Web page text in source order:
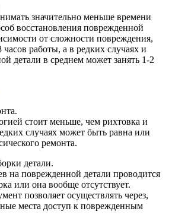
значительно меньше времени
восстановления поврежденной
от сложности повреждения,
часов работы, а в редких случаях и
детали в среднем может занять 1-2
стоит меньше, чем рихтовка и
случаях может быть равна или
ремонта.
детали.
на поврежденной детали проводится
или она вообще отсутствует.
позволяет осуществлять через,
места доступ к поврежденным